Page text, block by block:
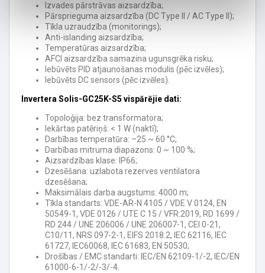
Izvades pārstrāvas aizsardzība;
Pārsprieguma aizsardzība (DC Type II / AC Type II);
Tīkla uzraudzība (monitorings);
Anti-islanding aizsardzība;
Temperatūras aizsardzība;
AFCI aizsardzība samazina ugunsgrēka risku;
Iebūvēts PID atjaunošanas modulis (pēc izvēles);
Iebūvēts DC sensors (pēc izvēles).
Invertera Solis-GC25K-S5 vispārējie dati:
Topoloģija: bez transformatora;
Iekārtas patēriņš: < 1 W (naktī);
Darbības temperatūra: –25 ~ 60 °C;
Darbības mitruma diapazons: 0 ~ 100 %;
Aizsardzības klase: IP66;
Dzesēšana: uzlabota rezerves ventilatora
dzesēšana;
Maksimālais darba augstums: 4000 m;
Tīkla standarts: VDE-AR-N 4105 / VDE V 0124, EN
50549-1, VDE 0126 / UTE C 15 / VFR:2019, RD 1699 /
RD 244 / UNE 206006 / UNE 206007-1, CEI 0-21,
C10/11, NRS 097-2-1, EIFS 2018.2, IEC 62116, IEC
61727, IEC60068, IEC 61683, EN 50530;
Drošības / EMC standarti: IEC/EN 62109-1/-2, IEC/EN
61000-6-1/-2/-3/-4.